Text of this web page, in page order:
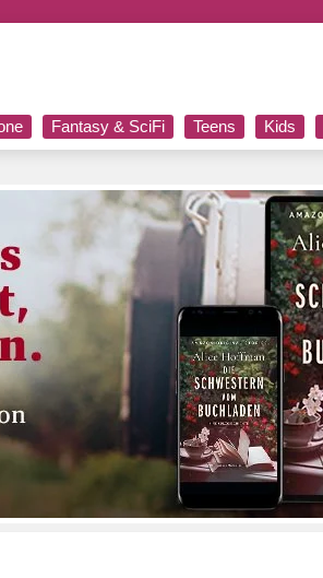
Fantasy & SciFi Teens Kids